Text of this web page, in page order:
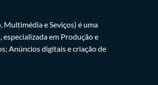
e Seviços) é uma
especializada em Produção e
Anúncios digitais e criação de